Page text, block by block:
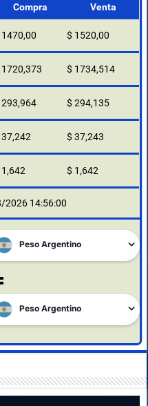
Compra Venta
1470,00 $ 1520,00
1720,373 $ 1734,514
293,964 $ 294,135
37,242 $ 37,243
1,642 $ 1,642
2026 14:56:00